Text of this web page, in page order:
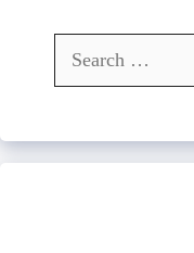
Search
for: